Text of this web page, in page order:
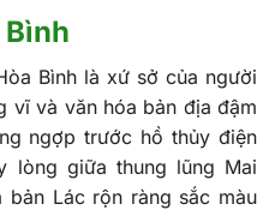
Bình
Bình là xứ sở của người
vĩ và văn hóa bản địa đậm
ngợp trước hồ thủy điện
lòng giữa thung lũng Mai
bản Lác rộn ràng sắc màu